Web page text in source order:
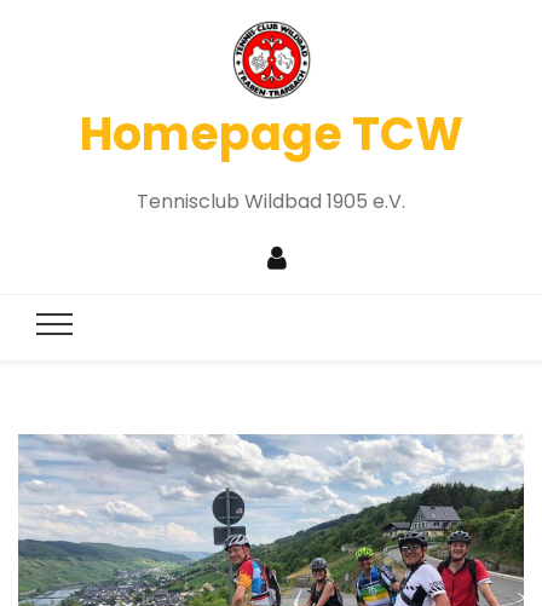
Homepage TCW
Tennisclub Wildbad 1905 e.V.